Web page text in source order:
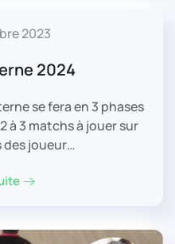
2023
2024
se fera en 3 phases
à 3 matchs à jouer sur
des joueur…